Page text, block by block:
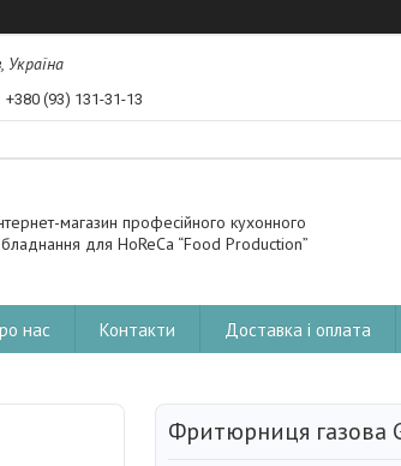
Україна
+380 (93) 131-31-13
магазин професійного кухонного
для HoReCa “Food Production”
нас Контакти Доставка і оплата
Фритюрниця газова